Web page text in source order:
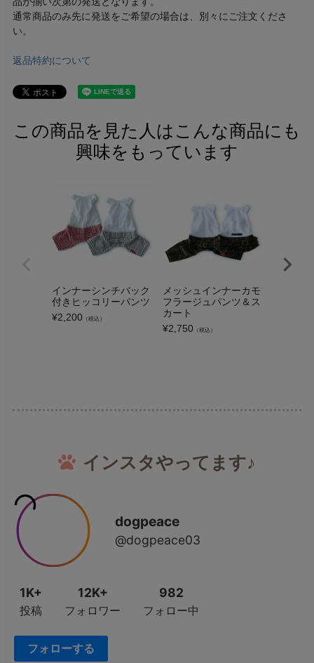
通常商品のみ先に発送をご希望の場合は、別々にご注文くださ
い。
返品特約について
この商品を見た人はこんな商品にも
興味をもっています
インナーシンチバック
付きヒッコリーパンツ
¥2,200 （税込）
メッシュインナーカモ
フラージュパンツ＆ス
カート
¥2,750 （税込）
インスタやってます♪